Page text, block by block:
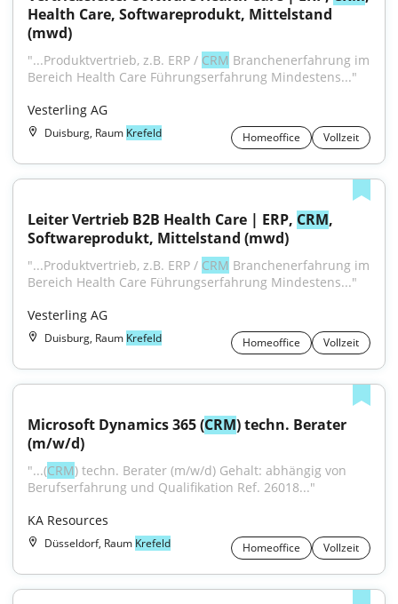
Health Care, Softwareprodukt, Mittelstand
(mwd)
"...Produktvertrieb, z.B. ERP / CRM Branchenerfahrung im
Bereich Health Care Führungserfahrung Mindestens..."
Vesterling AG
Duisburg, Raum Krefeld Homeoffice Vollzeit
Leiter Vertrieb B2B Health Care | ERP, CRM,
Softwareprodukt, Mittelstand (mwd)
"...Produktvertrieb, z.B. ERP / CRM Branchenerfahrung im
Bereich Health Care Führungserfahrung Mindestens..."
Vesterling AG
Duisburg, Raum Krefeld Homeoffice Vollzeit
Microsoft Dynamics 365 (CRM) techn. Berater
(m/w/d)
"...(CRM) techn. Berater (m/w/d) Gehalt: abhängig von
Berufserfahrung und Qualifikation Ref. 26018..."
KA Resources
Düsseldorf, Raum Krefeld Homeoffice Vollzeit